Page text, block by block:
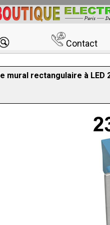
Contact
mural rectangulaire à